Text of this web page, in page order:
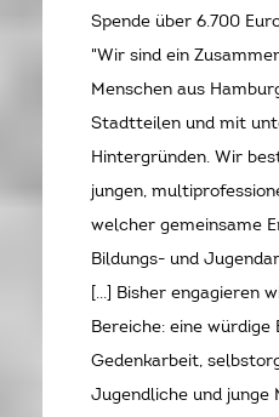
Spende über 6.700
"Wir sind ein
Menschen aus
Stadtteilen und mit
Hintergründen. Wir
jungen,
welcher gemeinsame
Bildungs- und
[...] Bisher engagieren
Bereiche: eine
Gedenkarbeit,
Jugendliche und junge